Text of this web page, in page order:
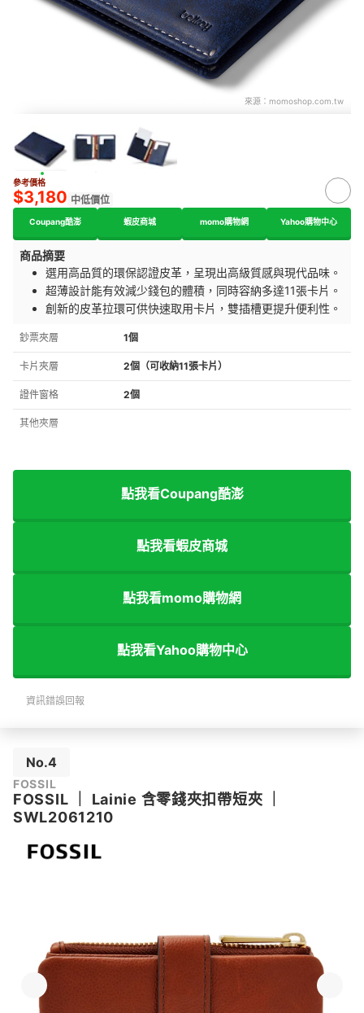
來源： momoshop.com.tw
參考價格
$3,180 中低價位
Coupang酷澎 蝦皮商城 momo購物網 Yahoo購物中心
商品摘要
選用高品質的環保認證皮革，呈現出高級質感與現代品味。
超薄設計能有效減少錢包的體積，同時容納多達11張卡片。
創新的皮革拉環可供快速取用卡片，雙插槽更提升便利性。
鈔票夾層 1個
卡片夾層 2個（可收納11張卡片）
證件窗格 2個
其他夾層
點我看Coupang酷澎
點我看蝦皮商城
點我看momo購物網
點我看Yahoo購物中心
資訊錯誤回報
No.4
FOSSIL
FOSSIL Lainie 含零錢夾扣帶短夾
SWL2061210